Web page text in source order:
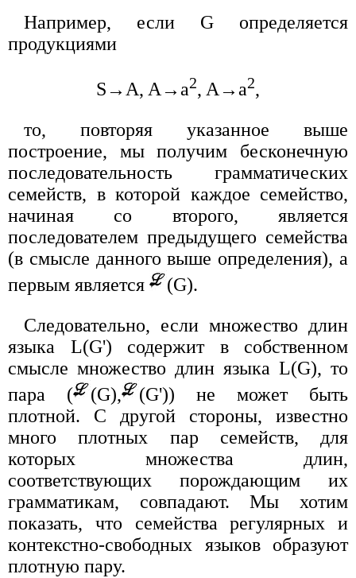
Например, если G определяется
продукциями
S→A, A→a2, A→a2,
то, повторяя указанное выше
построение, мы получим бесконечную
последовательность грамматических
семейств, в которой каждое семейство,
начиная со второго, является
последователем предыдущего семейства
(в смысле данного выше определения), а
первым является
(G).
Следовательно, если множество длин
языка L(G') содержит в собственном
смысле множество длин языка L(G), то
пара (
(G),
(G')) не может быть
плотной. С другой стороны, известно
много плотных пар семейств, для
которых множества длин,
соответствующих порождающим их
грамматикам, совпадают. Мы хотим
показать, что семейства регулярных и
контекстно-свободных языков образуют
плотную пару.